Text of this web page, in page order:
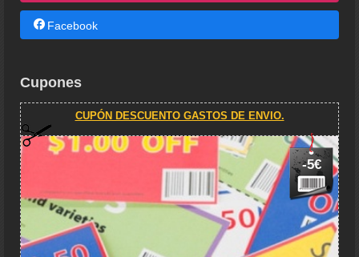
Facebook
Cupones
CUPÓN DESCUENTO GASTOS DE ENVIO.
-5€